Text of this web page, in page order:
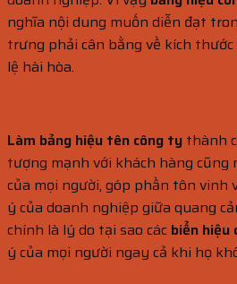
nghĩa nội dung muốn diễn đạt
trưng phải cân bằng về kích
lệ hài hòa.
Làm bảng hiệu tên công ty thành
tượng mạnh với khách hàng cũng
của mọi người, góp phần tôn vinh
ý của doanh nghiệp giữa quang
chính là lý do tại sao các biển hiệu
ý của mọi người ngay cả khi họ